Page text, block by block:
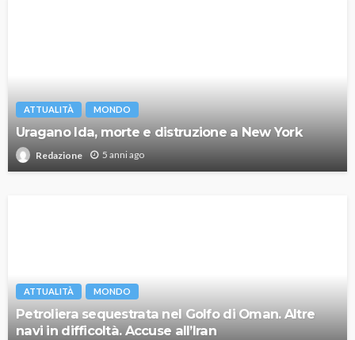
ATTUALITÀ MONDO
Uragano Ida, morte e distruzione a New York
Redazione 5 anni ago
ATTUALITÀ MONDO
Petroliera sequestrata nel Golfo di Oman. Altre
navi in difficoltà. Accuse all’Iran